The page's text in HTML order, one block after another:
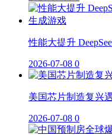
性能大提升
2026-07-08 0
美国芯片制造复兴
2026-07-08 0